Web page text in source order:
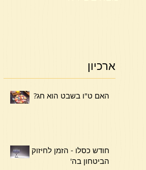
ארכיון
האם ט"ו בשבט הוא חג?
חודש כסלו - הזמן לחיזוק
הביטחון בה'